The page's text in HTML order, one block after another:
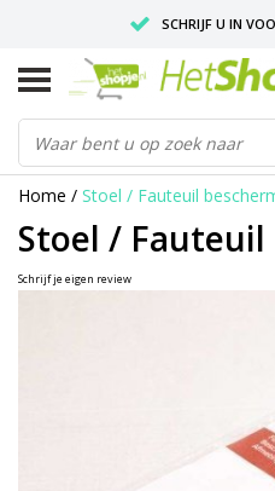
SCHRIJF U IN
VOOR 18:00 BESTELD, IS
Home / Stoel / Fauteuil
Stoel /
Schrijf je eigen review